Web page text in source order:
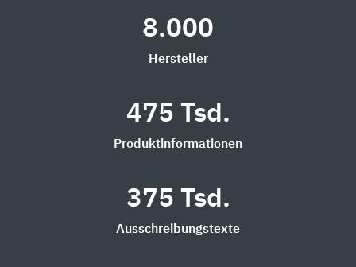
8.000
Hersteller
475 Tsd.
Produktinformationen
375 Tsd.
Ausschreibungstexte